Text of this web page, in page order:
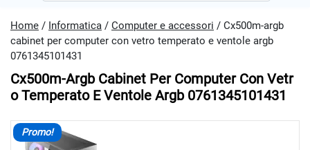
Home / Informatica / Computer e accessori / Cx500m-argb
cabinet per computer con vetro temperato e ventole argb
0761345101431
Cx500m-Argb Cabinet Per Computer Con Vetr
O Temperato E Ventole Argb 0761345101431
Promo!